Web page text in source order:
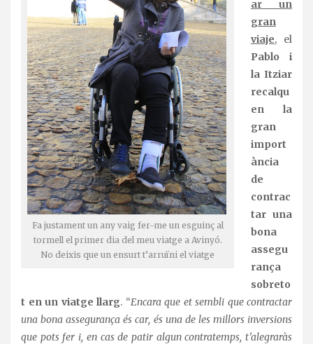
Fa justament un any vaig fer-me un esguinç al
tormell el primer dia del meu viatge a Avinyó.
No deixis que un ensurt t’arruïni el viatge
ar un
gran
viaje, el
Pablo i
la Itziar
recalqu
en
la
gran
import
ància
de
contrac
tar una
bona
assegu
rança
sobreto
t en un viatge llarg. “Encara que et sembli que contractar
una bona assegurança és car, és una de les millors inversions
que pots fer i, en cas de patir algun contratemps, t’alegraràs